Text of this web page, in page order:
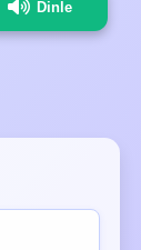
Dinle